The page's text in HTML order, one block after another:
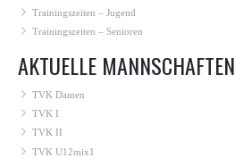
Trainingszeiten – Jugend
Trainingszeiten – Senioren
AKTUELLE MANNSCHAFTEN
TVK Damen
TVK I
TVK II
TVK U12mix1